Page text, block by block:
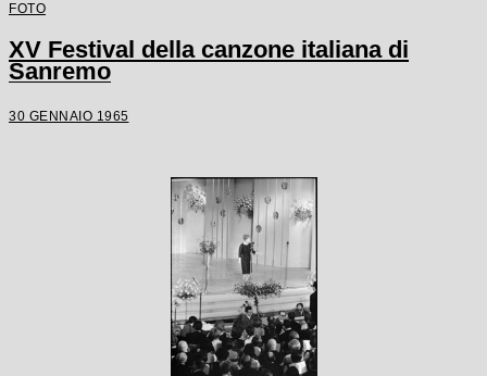
FOTO
XV Festival della canzone italiana di
Sanremo
30 GENNAIO 1965